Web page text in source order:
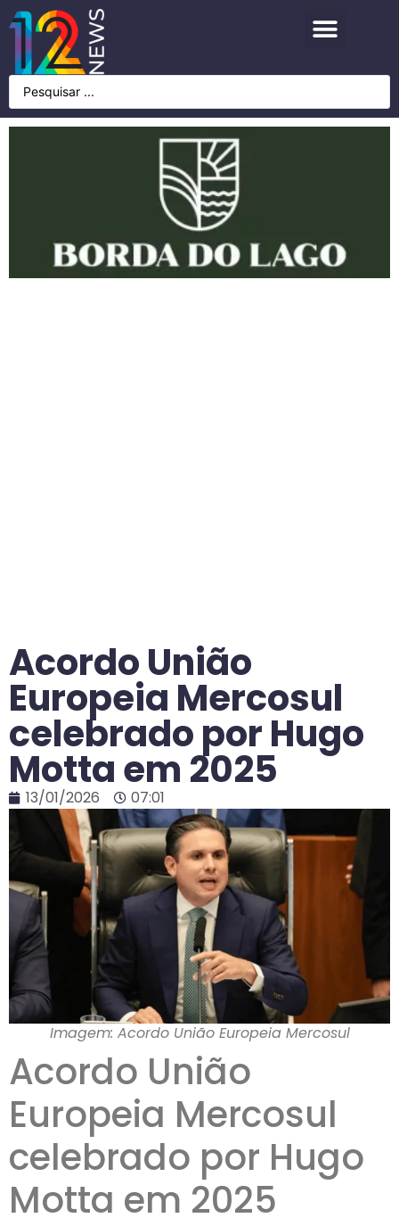
Acordo União
Europeia Mercosul
celebrado por Hugo
Motta em 2025
13/01/2026 07:01
Imagem: Acordo União Europeia Mercosul
Acordo União
Europeia Mercosul
celebrado por Hugo
Motta em 2025